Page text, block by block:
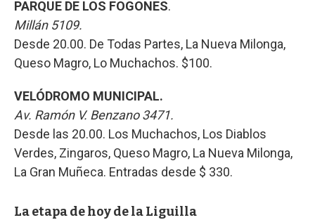
PARQUE DE LOS FOGONES.
Millán 5109.
Desde 20.00. De Todas Partes, La Nueva Milonga,
Queso Magro, Lo Muchachos. $100.
VELÓDROMO MUNICIPAL.
Av. Ramón V. Benzano 3471.
Desde las 20.00. Los Muchachos, Los Diablos
Verdes, Zingaros, Queso Magro, La Nueva Milonga,
La Gran Muñeca. Entradas desde $ 330.
La etapa de hoy de la Liguilla